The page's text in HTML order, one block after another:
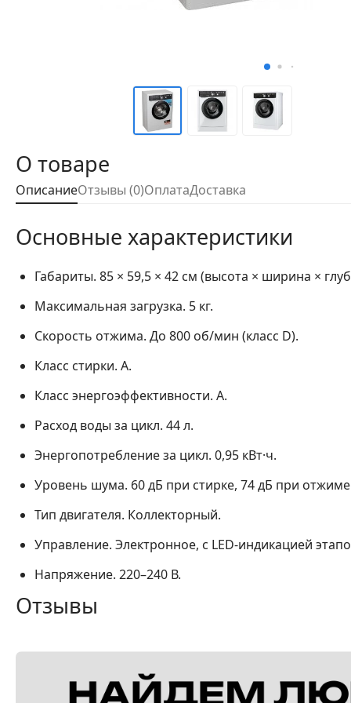
О товаре
ОписаниеОтзывы (0)ОплатаДоставка
Основные характеристики
Габариты. 85 × 59,5 × 42 см (высота × ширина ×
Максимальная загрузка. 5 кг.
Скорость отжима. До 800 об/мин (класс D).
Класс стирки. A.
Класс энергоэффективности. A.
Расход воды за цикл. 44 л.
Энергопотребление за цикл. 0,95 кВт·ч.
Уровень шума. 60 дБ при стирке, 74 дБ при
Тип двигателя. Коллекторный.
Управление. Электронное, с LED-индикацией
Напряжение. 220–240 В.
Отзывы